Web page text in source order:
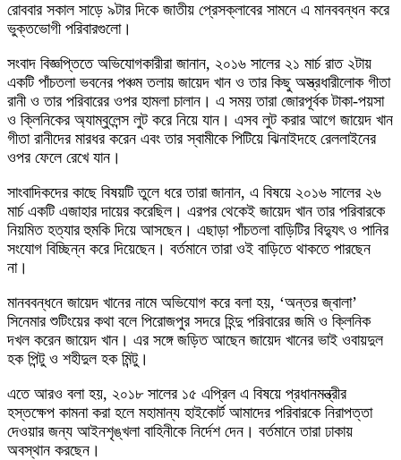
রোববার সকাল সাড়ে ৯টার দিকে জাতীয় প্রেসক্লাবের সামনে এ মানববন্ধন করে
ভুক্তভোগী পরিবারগুলো।
সংবাদ বিজ্ঞপ্তিতে অভিযোগকারীরা জানান, ২০১৬ সালের ২১ মার্চ রাত ২টায়
একটি পাঁচতলা ভবনের পঞ্চম তলায় জায়েদ খান ও তার কিছু অস্ত্রধারীলোক গীতা
রানী ও তার পরিবারের ওপর হামলা চালান। এ সময় তারা জোরপূর্বক টাকা-পয়সা
ও ক্লিনিকের অ্যাম্বুলেন্স লুট করে নিয়ে যান। এসব লুট করার আগে জায়েদ খান
গীতা রানীদের মারধর করেন এবং তার স্বামীকে পিটিয়ে ঝিনাইদহে রেললাইনের
ওপর ফেলে রেখে যান।
সাংবাদিকদের কাছে বিষয়টি তুলে ধরে তারা জানান, এ বিষয়ে ২০১৬ সালের ২৬
মার্চ একটি এজাহার দায়ের করেছিল। এরপর থেকেই জায়েদ খান তার পরিবারকে
নিয়মিত হত্যার হুমকি দিয়ে আসছেন। এছাড়া পাঁচতলা বাড়িটির বিদ্যুৎ ও পানির
সংযোগ বিচ্ছিন্ন করে দিয়েছেন। বর্তমানে তারা ওই বাড়িতে থাকতে পারছেন
না।
মানববন্ধনে জায়েদ খানের নামে অভিযোগ করে বলা হয়, ‘অন্তর জ্বালা’
সিনেমার শুটিংয়ের কথা বলে পিরোজপুর সদরে হিন্দু পরিবারের জমি ও ক্লিনিক
দখল করেন জায়েদ খান। এর সঙ্গে জড়িত আছেন জায়েদ খানের ভাই ওবায়দুল
হক পিন্টু ও শহীদুল হক মিন্টু।
এতে আরও বলা হয়, ২০১৮ সালের ১৫ এপ্রিল এ বিষয়ে প্রধানমন্ত্রীর
হস্তক্ষেপ কামনা করা হলে মহামান্য হাইকোর্ট আমাদের পরিবারকে নিরাপত্তা
দেওয়ার জন্য আইনশৃঙ্খলা বাহিনীকে নির্দেশ দেন। বর্তমানে তারা ঢাকায়
অবস্থান করছেন।